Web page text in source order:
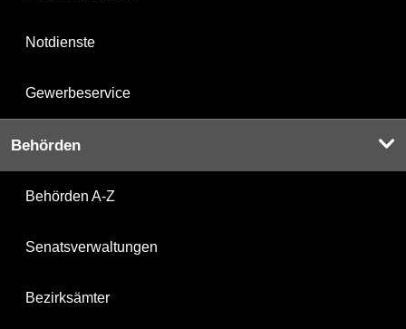
Notdienste
Gewerbeservice
Behörden
Behörden A-Z
Senatsverwaltungen
Bezirksämter